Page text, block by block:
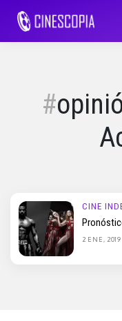
CINE
2 ENE, 2019